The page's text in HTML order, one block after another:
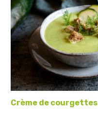
Crème de courgettes